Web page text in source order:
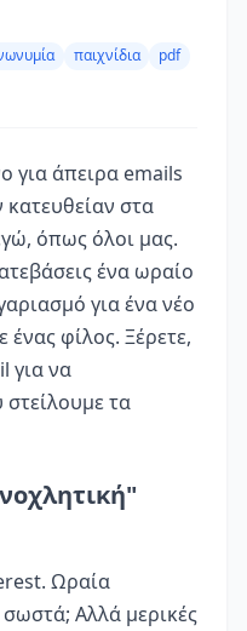
παιχνίδια
pdf
για άπειρα emails
στα
όπως όλοι μας.
ένα ωραίο
για ένα νέο
ένας φίλος. Ξέρετε,
για να
τα
Ωραία
Αλλά μερικές